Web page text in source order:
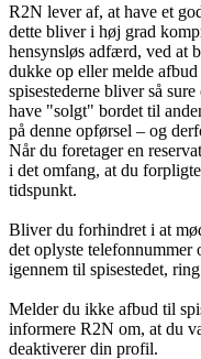
R2N lever af, at have et
dette bliver i høj grad
hensynsløs adfærd, ved at
dukke op eller melde
spisestederne bliver så
have "solgt" bordet til
på denne opførsel – og
Når du foretager en
i det omfang, at du
tidspunkt.
Bliver du forhindret i at
det oplyste telefonnummer
igennem til spisestedet,
Melder du ikke afbud til
informere R2N om, at du
deaktiverer din profil.